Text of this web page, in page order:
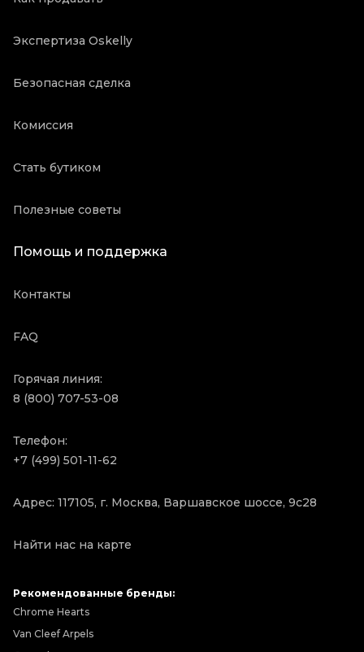
Экспертиза Oskelly
Безопасная сделка
Комиссия
Стать бутиком
Полезные советы
Помощь и поддержка
Контакты
FAQ
Горячая линия:
8 (800) 707-53-08
Телефон:
+7 (499) 501-11-62
Адрес: 117105, г. Москва, Варшавское шоссе, 9с28
Найти нас на карте
Рекомендованные бренды:
Chrome Hearts
Van Cleef Arpels